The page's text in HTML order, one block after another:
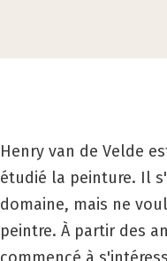
Henry van de Velde
étudié la peinture. Il
domaine, mais ne
peintre. À partir des